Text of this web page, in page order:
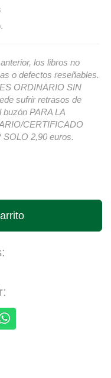
los libros no
o defectos reseñables.
ORDINARIO SIN
sufrir retrasos de
PARA LA
CERTIFICADO
2,90 euros.